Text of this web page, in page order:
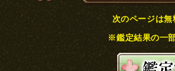
次のページは
※鑑定結果の一